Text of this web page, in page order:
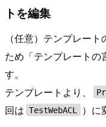
トを編集
（任意）テンプレー
ため「テンプレートの
す。
テンプレートより、
回は TestWebACL ）に